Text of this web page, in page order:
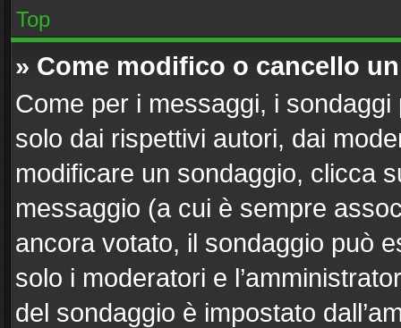
Top
» Come modifico o cancello
Come per i messaggi, i
solo dai rispettivi autori, dai
modificare un sondaggio, clicca
messaggio (a cui è sempre
ancora votato, il sondaggio può
solo i moderatori e
del sondaggio è impostato